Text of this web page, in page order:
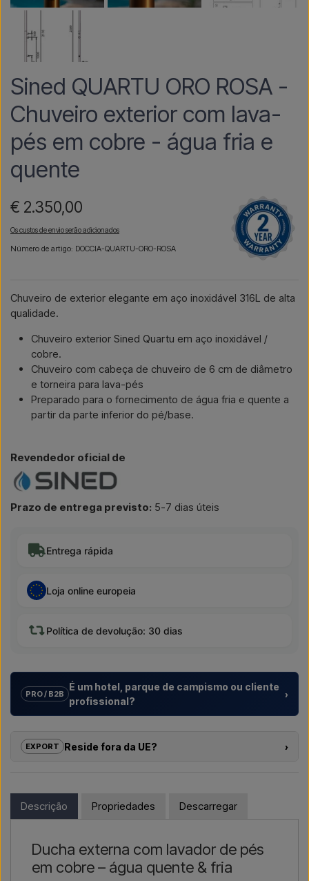
Sined QUARTU ORO ROSA -
Chuveiro exterior com lava-
pés em cobre - água fria e
quente
€ 2.350,00
Os custos de envio serão adicionados
Número de artigo: DOCCIA-QUARTU-ORO-ROSA
Chuveiro de exterior elegante em aço inoxidável 316L de alta
qualidade.
Chuveiro exterior Sined Quartu em aço inoxidável /
cobre.
Chuveiro com cabeça de chuveiro de 6 cm de diâmetro
e torneira para lava-pés
Preparado para o fornecimento de água fria e quente a
partir da parte inferior do pé/base.
Revendedor oficial de
Prazo de entrega previsto: 5-7 dias úteis
Entrega rápida
Loja online europeia
Política de devolução: 30 dias
PRO / B2B
É um hotel, parque de campismo ou cliente
profissional?
›
turísticos e promotores imobiliários com
individuaispara duches exteriores – desde a escolha do
Se pretende um
entrega de maior dimensão
, contacte-nos – respondemos
rapidamente.
Contactar por e-mail → Ligar-nos →
EXPORT Reside fora da UE?
›
webshop. Em vez disso, pode contactar-nos e receber um
preço com entrega e, se aplicável, documentos aduaneiros.
ou link para o artigo) e onde deve ser faturado e entregue, e
receberá uma oferta.
Descrição Propriedades Descarregar
Ducha externa com lavador de pés
em cobre – água quente & fria